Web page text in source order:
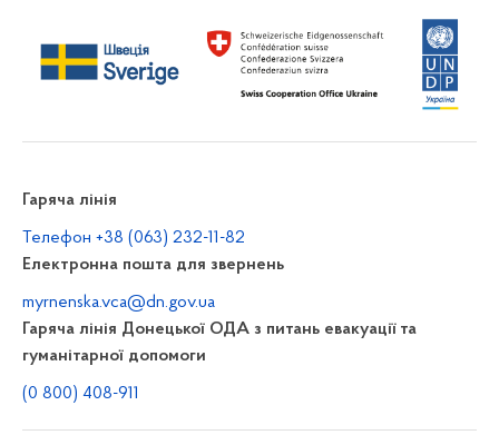
Доступ до публічної інформації
Електронний запит на публічну інформацію
Порядок оскарження рішень, дій чи бездіяльності
розпорядників інформації
Нормативно-правові акти, якими врегульовано
відносини у сфері доступу до публічної інформації
Інформація з обмеженим доступом
Порядки та положення про доступ до публічної
інформації
Громадськості
Гаряча лінія
Телефон +38 (063) 232-11-82
Електронна пошта для звернень
myrnenska.vca@dn.gov.ua
Гаряча лінія Донецької ОДА з питань евакуації та
гуманітарної допомоги
(0 800) 408-911